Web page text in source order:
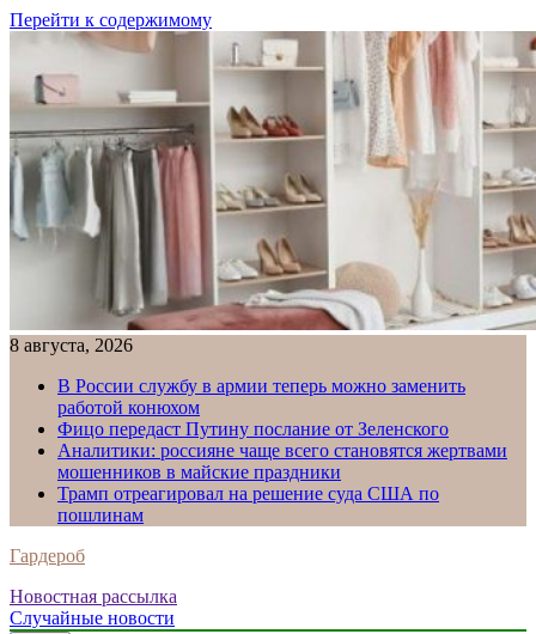
Перейти к содержимому
8 августа, 2026
В России службу в армии теперь можно заменить
работой конюхом
Фицо передаст Путину послание от Зеленского
Аналитики: россияне чаще всего становятся жертвами
мошенников в майские праздники
Трамп отреагировал на решение суда США по
пошлинам
Гардероб
Новостная рассылка
Случайные новости